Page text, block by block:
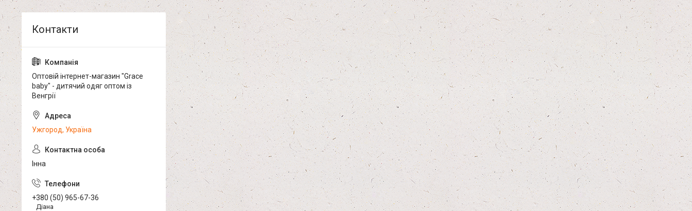
Оптовій інтернет-магазин "Grace
baby" - дитячий одяг оптом із
Венгрії
Ужгород, Україна
Інна
+380 (50) 965-67-36
Діана